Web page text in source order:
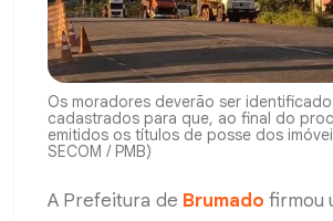
Os moradores deverão ser
cadastrados para que, ao final do
emitidos os títulos de posse dos
SECOM / PMB)
A Prefeitura de Brumado firmou